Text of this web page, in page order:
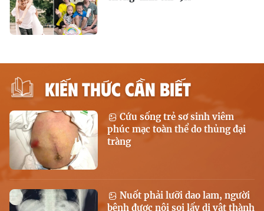
KIẾN THỨC CẦN BIẾT
Cứu sống trẻ sơ sinh viêm
phúc mạc toàn thể do thủng đại
tràng
Nuốt phải lưỡi dao lam, người
bệnh được nội soi lấy dị vật thành